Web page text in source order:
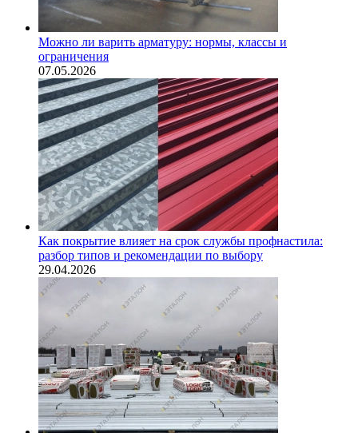
Можно ли варить арматуру: нормы, классы и
ограничения
07.05.2026
Как покрытие влияет на срок службы профнастила:
разбор типов и рекомендации по выбору
29.04.2026